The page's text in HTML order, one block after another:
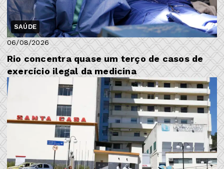
SAÚDE
06/08/2026
Rio concentra quase um terço de casos de
exercício ilegal da medicina